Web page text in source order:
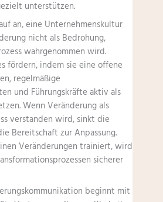
unterstützen.
an, eine Unternehmenskultur
nicht als Bedrohung,
wahrgenommen wird.
fördern, indem sie eine offene
regelmäßige
und Führungskräfte aktiv als
Wenn Veränderung als
verstanden wird, sinkt die
Bereitschaft zur Anpassung.
Veränderungen trainiert, wird
sicherer
beginnt mit